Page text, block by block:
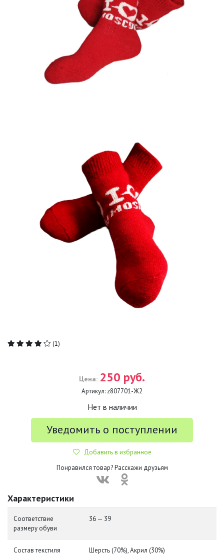
(1)
Цена: 250 руб.
Артикул: z807701-Ж2
Нет в наличии
Уведомить о поступлении
Добавить в избранное
Понравился товар? Расскажи друзьям
Характеристики
Соответствие
размеру обуви
36 — 39
Состав текстиля Шерсть (70%), Акрил (30%)